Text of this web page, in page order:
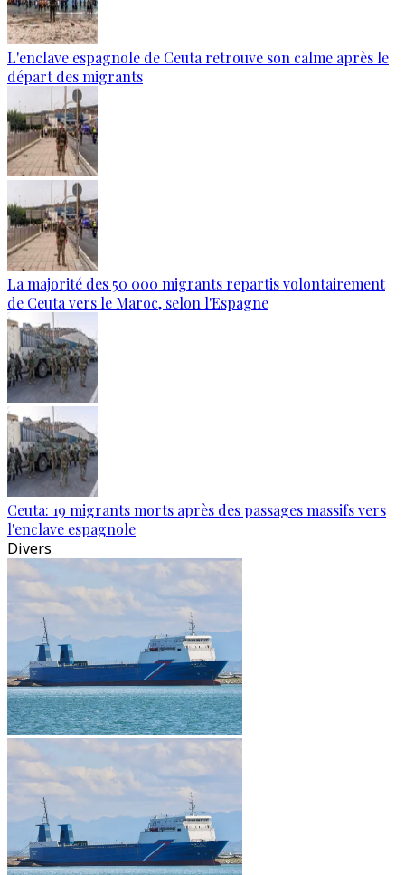
L'enclave espagnole de Ceuta retrouve son calme après le
départ des migrants
La majorité des 50 000 migrants repartis volontairement
de Ceuta vers le Maroc, selon l'Espagne
Ceuta: 19 migrants morts après des passages massifs vers
l'enclave espagnole
Divers